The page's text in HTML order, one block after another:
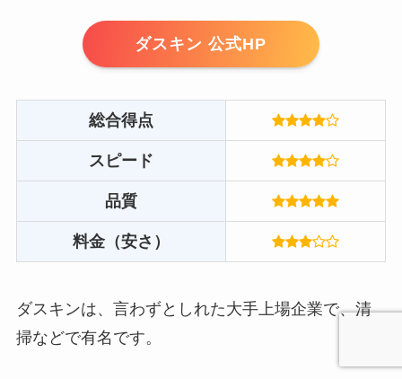
ダスキン 公式HP
総合得点
スピード
品質
料金（安さ）
ダスキンは、言わずとしれた大手上場企業で、清
掃などで有名です。